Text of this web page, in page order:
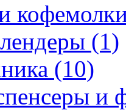
(1)
(10)
и